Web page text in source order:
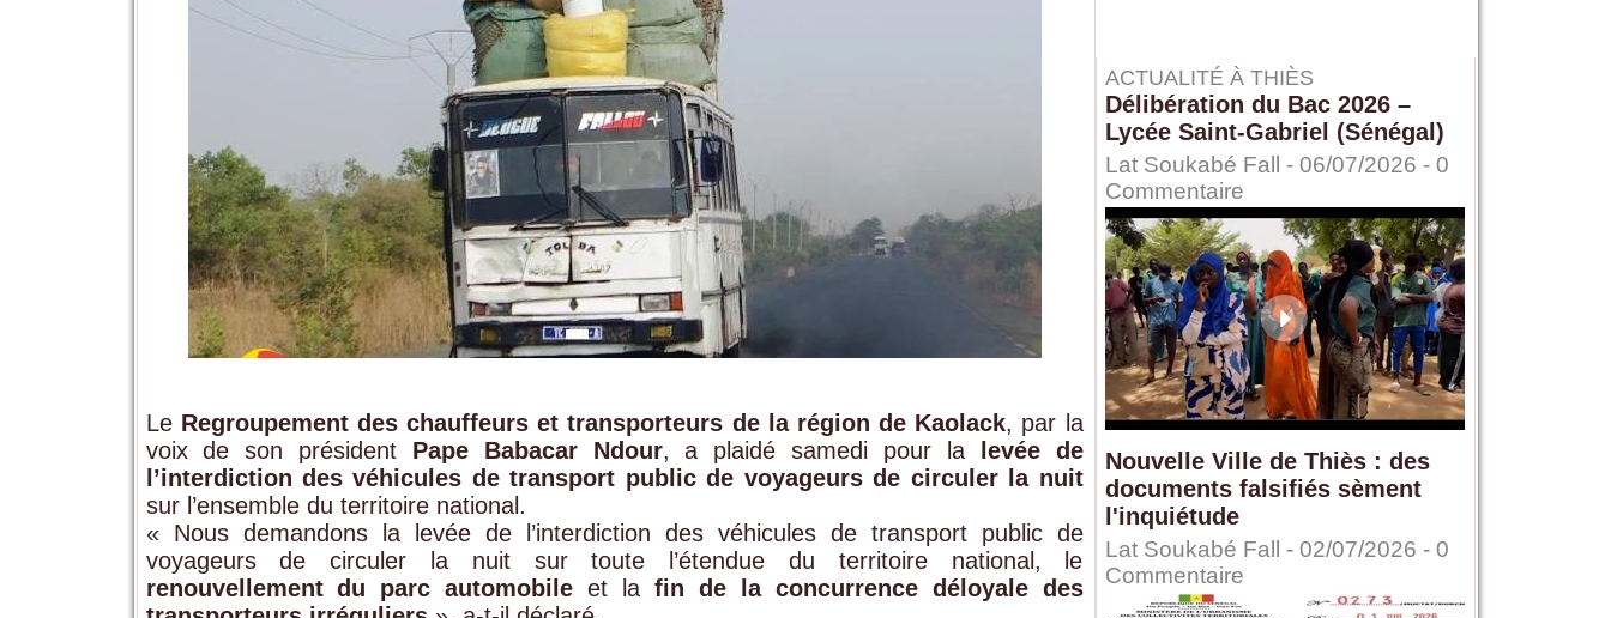
Le Regroupement des chauffeurs et transporteurs de la région de Kaolack, par la
voix de son président Pape Babacar Ndour, a plaidé samedi pour la
levée de
l’interdiction des véhicules de transport public de voyageurs de circuler la nuit
sur l’ensemble du territoire national.
« Nous demandons la levée de l’interdiction des véhicules de transport public de
voyageurs de circuler la nuit sur toute l’étendue du territoire national, le
renouvellement du parc automobile et la fin de la concurrence déloyale des
ACTUALITÉ À THIÈS
Délibération du Bac 2026 –
Lycée Saint-Gabriel (Sénégal)
Lat Soukabé Fall - 06/07/2026 - 0
Commentaire
Nouvelle Ville de Thiès : des
documents falsifiés sèment
l'inquiétude
Lat Soukabé Fall - 02/07/2026 - 0
Commentaire